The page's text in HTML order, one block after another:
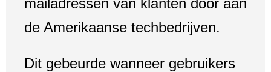
mailadressen van klanten door aan
de Amerikaanse techbedrijven.
Dit gebeurde wanneer gebruikers